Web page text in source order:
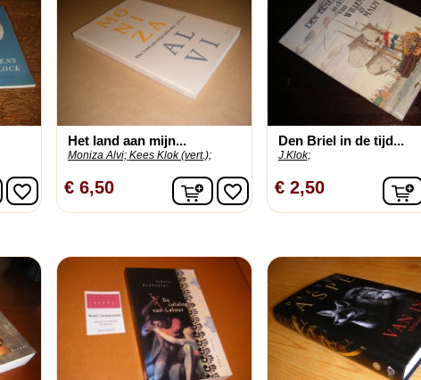
In winkelwagen
favorite_border
Het land aan mijn...
Moniza Alvi; Kees Klok (vert.);
€ 6,50 In winkelwagen
favorite_border
Den Briel in de tijd...
J.Klok;
€ 2,50